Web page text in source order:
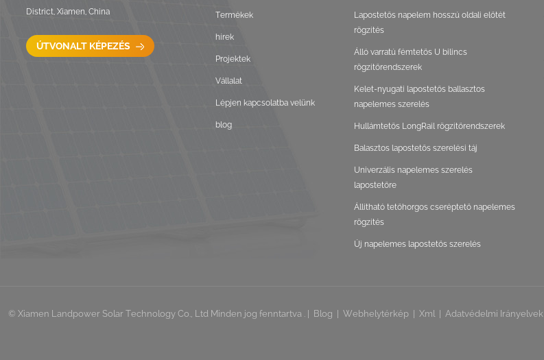
District, Xiamen, China
ÚTVONALT KÉPEZÉS
Termékek
hírek
Projektek
Vállalat
Lépjen kapcsolatba velünk
blog
Lapostetős napelem hosszú oldali előtét
rögzítés
Álló varratú fémtetős U bilincs
rögzítőrendszerek
Kelet-nyugati lapostetős ballasztos
napelemes szerelés
Hullámtetős LongRail rögzítőrendszerek
Balasztos lapostetős szerelési táj
Univerzális napelemes szerelés
lapostetőre
Állítható tetőhorgos cseréptető napelemes
rögzítés
Új napelemes lapostetős szerelés
© Xiamen Landpower Solar Technology Co., Ltd Minden jog fenntartva . | Blog Webhelytérkép Xml Adatvédelmi Irányelvek